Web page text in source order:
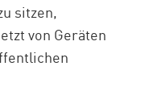
sitzen,
von Geräten